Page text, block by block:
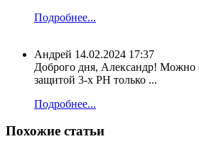
Подробнее...
Андрей 14.02.2024 17:37
Доброго дня, Александр! Можно
защитой 3-х РН только ...
Подробнее...
Похожие статьи